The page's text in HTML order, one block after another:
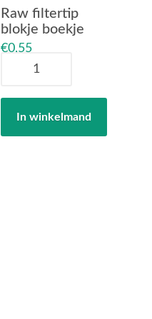
Raw filtertip
blokje boekje
€0,55
filtertip
aantalIn winkelmand